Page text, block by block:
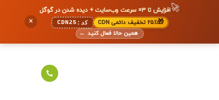
🚀افزایش تا ۳× سرعت وب‌سایت + دیده شدن در گوگل
🎁۲۵٪ تخفیف دائمی CDN کد: CDN25
همین حالا فعال کنید ←
×